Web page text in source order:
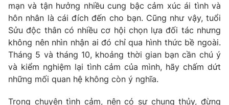
VTV4 Vươn mình bằng AI
VTV9 VTV8
Liên hệ tòa soạn English
mạn và tận hưởng nhiều cung bậc cảm xúc ái tình và
hôn nhân là cái đích đến cho bạn. Cũng như vậy, tuổi
Sửu độc thân có nhiều cơ hội chọn lựa đối tác nhưng
không nên nhìn nhận ai đó chỉ qua hình thức bề ngoài.
Tháng 5 và tháng 10, khoảng thời gian bạn cần chú ý
và kiểm nghiệm lại tình cảm của mình, hãy chấm dứt
những mối quan hệ không còn ý nghĩa.
Trong chuyện tình cảm, nên có sự chung thủy, đừng